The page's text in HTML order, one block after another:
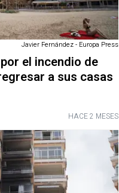
Javier Fernández - Europa Press
el incendio de
a sus casas
HACE 2 MESES